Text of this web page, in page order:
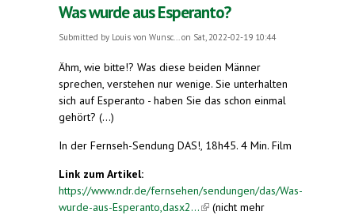
Was wurde aus Esperanto?
Submitted by Louis von Wunsc... on Sat, 2022-02-19 10:44
Ähm, wie bitte!? Was diese beiden Männer
sprechen, verstehen nur wenige. Sie unterhalten
sich auf Esperanto - haben Sie das schon einmal
gehört? (...)
In der Fernseh-Sendung DAS!, 18h45. 4 Min. Film
Link zum Artikel:
https://www.ndr.de/fernsehen/sendungen/das/Was-
wurde-aus-Esperanto,dasx2...(link is external)
(nicht mehr